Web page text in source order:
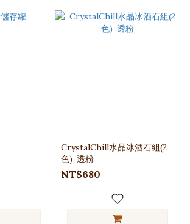
CrystalChill水晶冰酒石組(2
色)-透粉
NT$680